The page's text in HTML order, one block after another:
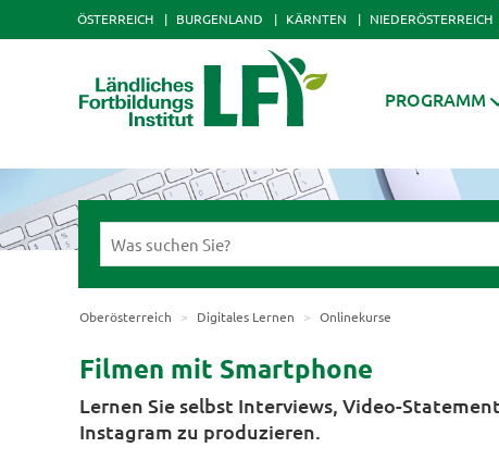
ÖSTERREICH BURGENLAND KÄRNTEN NIEDERÖSTERREICH
PROGRAMM
Oberösterreich Digitales Lernen Onlinekurse
Filmen mit Smartphone
Lernen Sie selbst Interviews, Video-
Instagram zu produzieren.